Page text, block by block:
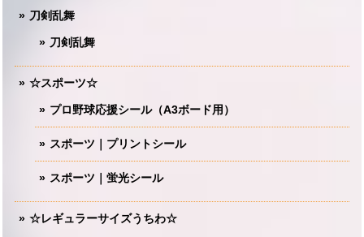
刀剣乱舞
刀剣乱舞
☆スポーツ☆
プロ野球応援シール（A3ボード用）
スポーツ｜プリントシール
スポーツ｜蛍光シール
☆レギュラーサイズうちわ☆